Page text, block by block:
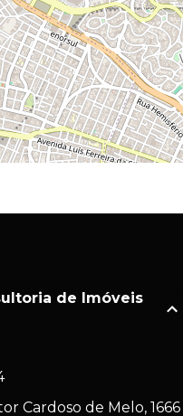
de Imóveis
Cardoso de Melo, 1666